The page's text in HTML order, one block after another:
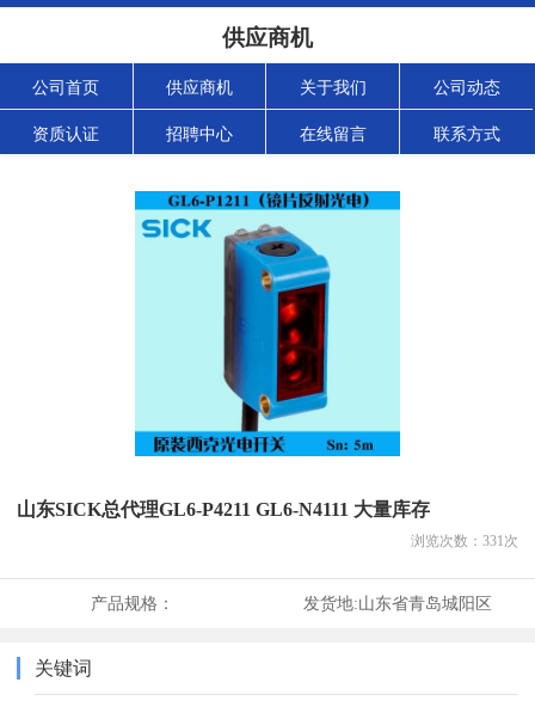
供应商机
公司首页 供应商机 关于我们 公司动态
资质认证 招聘中心 在线留言 联系方式
山东SICK总代理GL6-P4211 GL6-N4111 大量库存
浏览次数： 331次
产品规格： 发货地:山东省青岛城阳区
关键词